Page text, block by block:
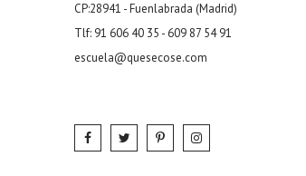
CP:28941 - Fuenlabrada (Madrid)
Tlf: 91 606 40 35 - 609 87 54 91
escuela@quesecose.com